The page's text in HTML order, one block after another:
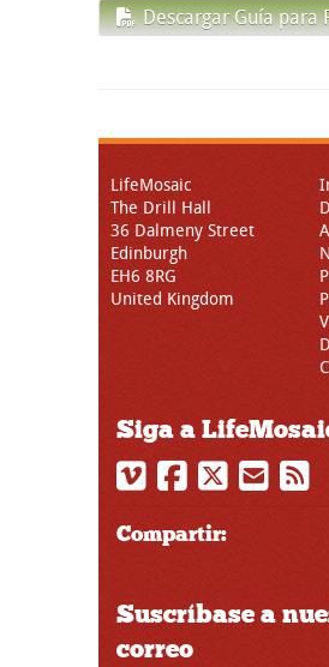
Descargar Guía para
LifeMosaic
The Drill Hall
36 Dalmeny Street
Edinburgh
EH6 8RG
United Kingdom
Siga a
Compartir:
Suscríbase a
correo